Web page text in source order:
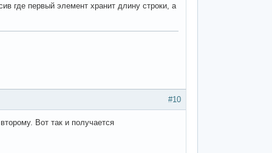
где первый элемент хранит длину строки, а
#10
Вот так и получается